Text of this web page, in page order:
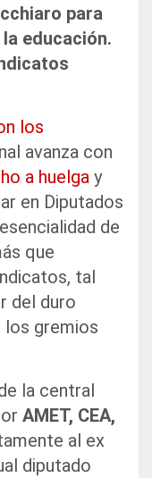
para
educación.
los
avanza con
a huelga y
en Diputados
de
que
tal
del duro
los gremios
la central
AMET, CEA,
al ex
diputado